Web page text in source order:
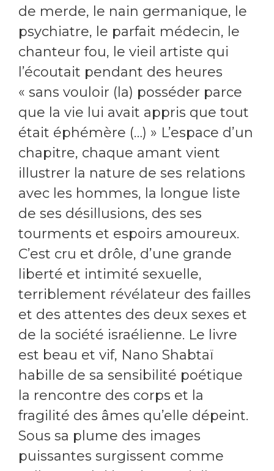
de merde, le nain germanique, le
psychiatre, le parfait médecin, le
chanteur fou, le vieil artiste qui
l’écoutait pendant des heures
« sans vouloir (la) posséder parce
que la vie lui avait appris que tout
était éphémère (…) » L’espace d’un
chapitre, chaque amant vient
illustrer la nature de ses relations
avec les hommes, la longue liste
de ses désillusions, des ses
tourments et espoirs amoureux.
C’est cru et drôle, d’une grande
liberté et intimité sexuelle,
terriblement révélateur des failles
et des attentes des deux sexes et
de la société israélienne. Le livre
est beau et vif, Nano Shabtaï
habille de sa sensibilité poétique
la rencontre des corps et la
fragilité des âmes qu’elle dépeint.
Sous sa plume des images
puissantes surgissent comme